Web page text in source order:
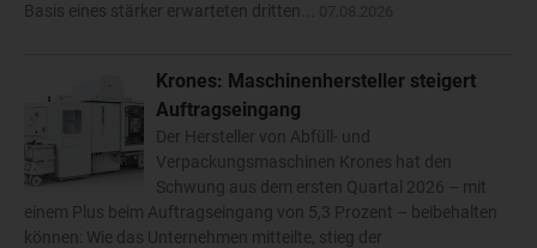
Basis eines stärker erwarteten dritten...
Krones: Maschinenhersteller steigert
Auftragseingang
Der Hersteller von Abfüll- und
Verpackungsmaschinen Krones hat den
Schwung aus dem ersten Quartal 2026 – mit
einem Plus beim Auftragseingang von 5,3 Prozent – beibehalten
können: Wie das Unternehmen mitteilte, stieg der